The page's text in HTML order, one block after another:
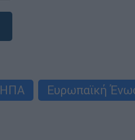
ΗΠΑ Ευρωπαϊκή